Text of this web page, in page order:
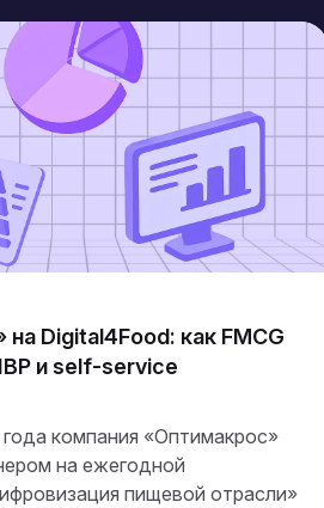
Digital4Food: как FMCG
и self-service
компания «Оптимакрос»
на ежегодной
пищевой отрасли»